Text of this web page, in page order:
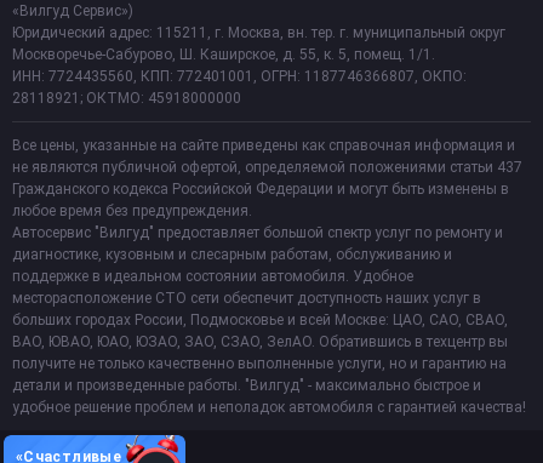
«Вилгуд Сервис»)
Юридический адрес: 115211, г. Москва, вн. тер. г. муниципальный округ
Москворечье-Сабурово, Ш. Каширское, д. 55, к. 5, помещ. 1/1.
ИНН: 7724435560, КПП: 772401001, ОГРН: 1187746366807, ОКПО:
28118921; ОКТМО: 45918000000
Все цены, указанные на сайте приведены как справочная информация и
не являются публичной офертой, определяемой положениями статьи 437
Гражданского кодекса Российской Федерации и могут быть изменены в
любое время без предупреждения.
Автосервис "Вилгуд" предоставляет большой спектр услуг по ремонту и
диагностике, кузовным и слесарным работам, обслуживанию и
поддержке в идеальном состоянии автомобиля. Удобное
месторасположение СТО сети обеспечит доступность наших услуг в
больших городах России, Подмосковье и всей Москве: ЦАО, САО, СВАО,
ВАО, ЮВАО, ЮАО, ЮЗАО, ЗАО, СЗАО, ЗелАО. Обратившись в техцентр вы
получите не только качественно выполненные услуги, но и гарантию на
детали и произведенные работы. "Вилгуд" - максимально быстрое и
удобное решение проблем и неполадок автомобиля с гарантией качества!
«Счастливые